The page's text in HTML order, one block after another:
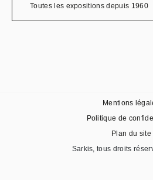
Toutes les expositions depuis 1960
Sarkis, tous droits
Mentions
Politique de
Plan du site